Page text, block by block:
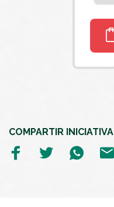
COMPARTIR INICIATIVA